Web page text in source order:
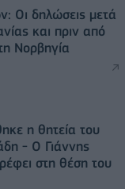
Οι δηλώσεις μετά
και πριν από
Νορβηγία
η θητεία του
- Ο Γιάννης
στη θέση του